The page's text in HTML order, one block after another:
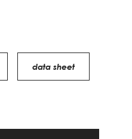
data sheet